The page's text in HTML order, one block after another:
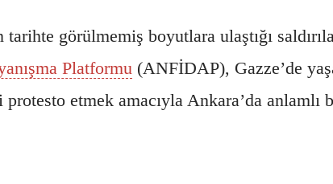
görülmemiş boyutlara ulaştığı
Platformu (ANFİDAP), Gazze’de
etmek amacıyla Ankara’da anlamlı